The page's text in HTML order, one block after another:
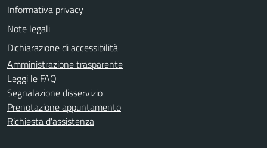
Informativa privacy
Note legali
Dichiarazione di accessibilità
Amministrazione trasparente
Leggi le FAQ
Segnalazione disservizio
Prenotazione appuntamento
Richiesta d'assistenza